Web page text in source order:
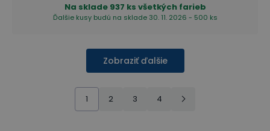
Na sklade 937 ks všetkých farieb
Ďalšie kusy budú na sklade 30. 11. 2026 - 500 ks
Zobraziť ďalšie
1 2 3 4